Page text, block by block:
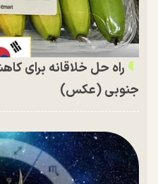
راه حل خلاقانه برای
جنوبی (عکس)